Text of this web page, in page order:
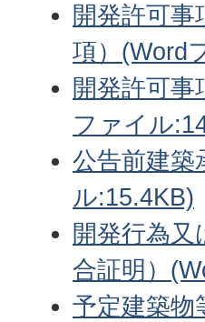
開発許可
項）(Word
開発許可
ファイル
公告前建築
ル:15.4KB)
開発行為
合証明）
予定建築物